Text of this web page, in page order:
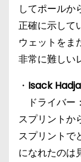
してポール
正確に示して
ウェットをま
非常に難しい
・ Isack
ドライバー
スプリントか
スプリントで
になれたのは